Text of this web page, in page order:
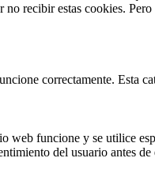
recibir estas cookies.
correctamente.
funcione y se utilice
del usuario antes